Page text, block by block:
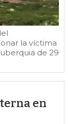
la víctima
de 29
en